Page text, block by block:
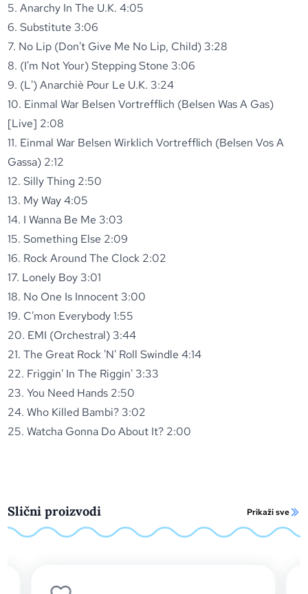
5. Anarchy In The U.K. 4:05
6. Substitute 3:06
7. No Lip (Don't Give Me No Lip, Child) 3:28
8. (I'm Not Your) Stepping Stone 3:06
9. (L') Anarchiè Pour Le U.K. 3:24
10. Einmal War Belsen Vortrefflich (Belsen Was A Gas)
[Live] 2:08
11. Einmal War Belsen Wirklich Vortrefflich (Belsen Vos A
Gassa) 2:12
12. Silly Thing 2:50
13. My Way 4:05
14. I Wanna Be Me 3:03
15. Something Else 2:09
16. Rock Around The Clock 2:02
17. Lonely Boy 3:01
18. No One Is Innocent 3:00
19. C'mon Everybody 1:55
20. EMI (Orchestral) 3:44
21. The Great Rock 'N' Roll Swindle 4:14
22. Friggin' In The Riggin' 3:33
23. You Need Hands 2:50
24. Who Killed Bambi? 3:02
25. Watcha Gonna Do About It? 2:00
Slični proizvodi Prikaži sve